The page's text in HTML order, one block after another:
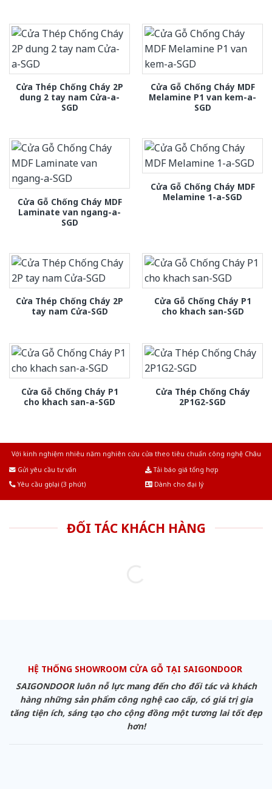
Cửa Thép Chống Cháy 2P
dung 2 tay nam Cửa-a-
SGD
Cửa Gỗ Chống Cháy MDF
Melamine P1 van kem-a-
SGD
Cửa Gỗ Chống Cháy MDF
Laminate van ngang-a-
SGD
Cửa Gỗ Chống Cháy MDF
Melamine 1-a-SGD
Cửa Thép Chống Cháy 2P
tay nam Cửa-SGD
Cửa Gỗ Chống Cháy P1
cho khach san-SGD
Cửa Gỗ Chống Cháy P1
cho khach san-a-SGD
Cửa Thép Chống Cháy
2P1G2-SGD
Với kinh nghiệm nhiêu năm nghiên cứu cửa theo tiêu chuẩn công nghệ Châu
Gửi yêu cầu tư vấn
Tải báo giá tổng hợp
Yêu cầu gọi lại (3 phút)
Dành cho đại lý
ĐỐI TÁC KHÁCH HÀNG
HỆ THỐNG SHOWROOM CỬA GỖ TẠI SAIGONDOOR
SAIGONDOOR luôn nỗ lực mang đến cho đối tác và khách
hàng những sản phẩm công nghệ cao cấp, có giá trị gia
tăng tiện ích, sáng tạo cho cộng đồng một tương lai tốt đẹp
hơn!